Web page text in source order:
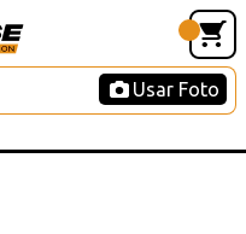
Usar Foto